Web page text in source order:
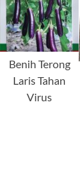
Benih Terong
Laris Tahan
Virus